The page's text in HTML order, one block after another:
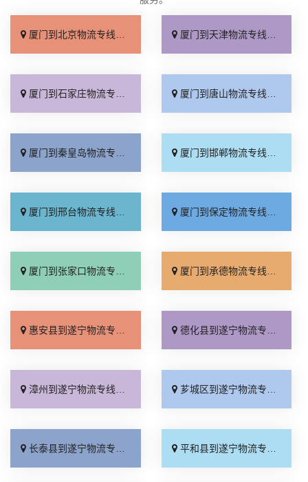
厦门到北京物流专线_上门取件「不随意加价」 厦门到天津物流专线_专线快运「直通专线」
厦门到石家庄物流专线_多久能到「诚信为先」 厦门到唐山物流专线_上门提货「准时准点」
厦门到秦皇岛物流专线_高速快运「整车配货」 厦门到邯郸物流专线_全境到达「无需中转」
厦门到邢台物流专线_需要几天「要多少钱」 厦门到保定物流专线_多少一吨「定点发车」
厦门到张家口物流专线_专线快运「运价查询」 厦门到承德物流专线_专线快运「零担配货」
惠安县到遂宁物流专线_零担配货「损坏理赔」 德化县到遂宁物流专线_多少一方「上门取件」
漳州到遂宁物流专线_省事省心「送货上门」 芗城区到遂宁物流专线_市县派送「一站式托运」
长泰县到遂宁物流专线_门到门接送「几天到达」 平和县到遂宁物流专线_费用多少「多少公里」